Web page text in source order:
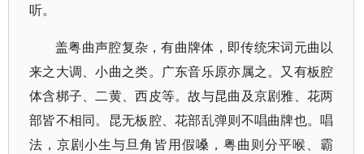
听。
盖粤曲声腔复杂，有曲牌体，即传统宋词元曲以
来之大调、小曲之类。广东音乐原亦属之。又有板腔
体含梆子、二黄、西皮等。故与昆曲及京剧雅、花两
部皆不相同。昆无板腔、花部乱弹则不唱曲牌也。唱
法，京剧小生与旦角皆用假嗓，粤曲则分平喉、霸